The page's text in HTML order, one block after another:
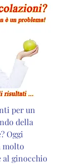
per un
della
Oggi
molto
ginocchio